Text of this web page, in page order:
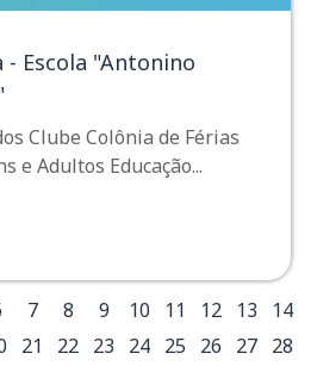
- Escola "Antonino
Clube Colônia de Férias
e Adultos Educação...
7 8 9 10 11 12 13
14
21 22 23 24 25 26 27 28